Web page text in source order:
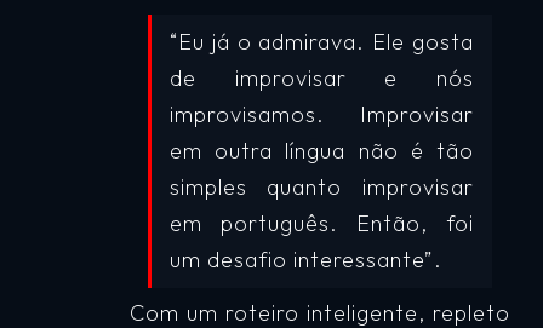
“Eu já o admirava. Ele gosta
de improvisar e nós
improvisamos. Improvisar
em outra língua não é tão
simples quanto improvisar
em português. Então, foi
um desafio interessante”.
Com um roteiro inteligente, repleto